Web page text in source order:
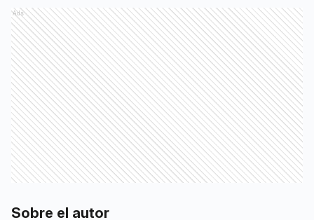
Ads
Sobre el autor